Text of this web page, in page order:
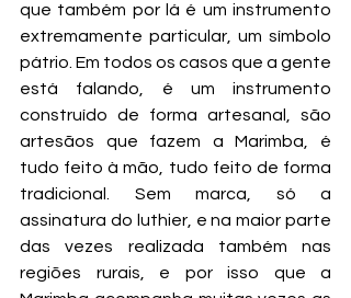
que também por lá é um instrumento
extremamente particular, um símbolo
pátrio. Em todos os casos que a gente
está falando, é um instrumento
construído de forma artesanal, são
artesãos que fazem a Marimba, é
tudo feito à mão, tudo feito de forma
tradicional. Sem marca, só a
assinatura do luthier, e na maior parte
das vezes realizada também nas
regiões rurais, e por isso que a